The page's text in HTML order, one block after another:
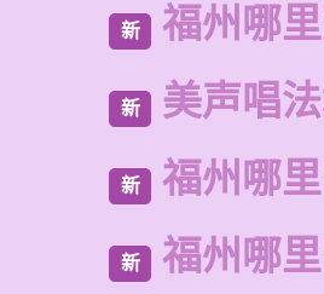
新 福州哪
新 美声唱法
新 福州哪
新 福州哪